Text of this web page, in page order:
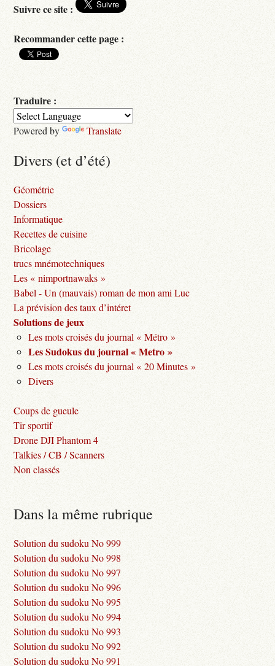
Suivre ce site :
Recommander cette page :
Traduire :
Powered by Translate
Divers (et d’été)
Géométrie
Dossiers
Informatique
Recettes de cuisine
Bricolage
trucs mnémotechniques
Les « nimportnawaks »
Babel - Un (mauvais) roman de mon ami Luc
La prévision des taux d’intéret
Solutions de jeux
Les mots croisés du journal « Métro »
Les Sudokus du journal « Metro »
Les mots croisés du journal « 20 Minutes »
Divers
Coups de gueule
Tir sportif
Drone DJI Phantom 4
Talkies / CB / Scanners
Non classés
Dans la même rubrique
Solution du sudoku No 999
Solution du sudoku No 998
Solution du sudoku No 997
Solution du sudoku No 996
Solution du sudoku No 995
Solution du sudoku No 994
Solution du sudoku No 993
Solution du sudoku No 992
Solution du sudoku No 991